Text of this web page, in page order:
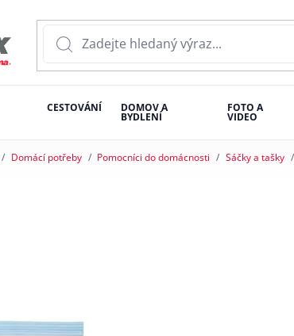
CESTOVÁNÍ DOMOV A
BYDLENÍ
FOTO A
VIDEO
Domácí potřeby Pomocníci do domácnosti Sáčky a tašky